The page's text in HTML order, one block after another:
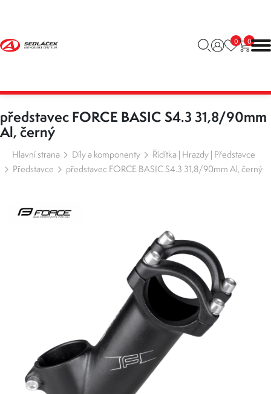
0 0
představec FORCE BASIC S4.3 31,8/90mm
Al, černý
Hlavní strana Díly a komponenty
Řídítka | Hrazdy | Představce
Představce
představec FORCE BASIC S4.3 31,8/90mm Al, černý